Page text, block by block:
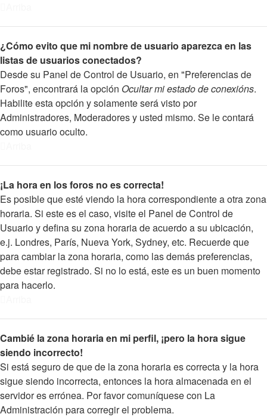
¿Cómo evito que mi nombre de usuario aparezca en las
listas de usuarios conectados?
Desde su Panel de Control de Usuario, en "Preferencias de
Foros", encontrará la opción Ocultar mi estado de conexións.
Habilite esta opción y solamente será visto por
Administradores, Moderadores y usted mismo. Se le contará
como usuario oculto.
¡La hora en los foros no es correcta!
Es posible que esté viendo la hora correspondiente a otra zona
horaria. Si este es el caso, visite el Panel de Control de
Usuario y defina su zona horaria de acuerdo a su ubicación,
e.j. Londres, París, Nueva York, Sydney, etc. Recuerde que
para cambiar la zona horaria, como las demás preferencias,
debe estar registrado. Si no lo está, este es un buen momento
para hacerlo.
Cambié la zona horaria en mi perfil, ¡pero la hora sigue
siendo incorrecto!
Si está seguro de que de la zona horaria es correcta y la hora
sigue siendo incorrecta, entonces la hora almacenada en el
servidor es errónea. Por favor comuníquese con La
Administración para corregir el problema.